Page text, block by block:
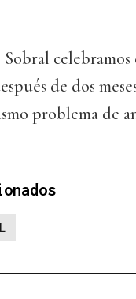
Sobral
de dos
problema de